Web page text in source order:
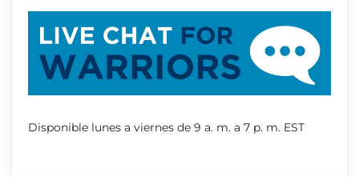
Disponible lunes a viernes de 9 a. m. a 7 p. m. EST